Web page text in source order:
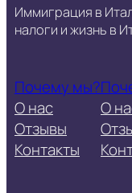
Иммиграция в
налоги и жизнь в
Почему мы?
О нас
Отзывы
Контакты
О